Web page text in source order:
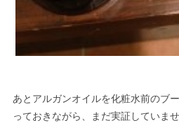
あとアルガンオイルを化粧水前のブ
っておきながら、まだ実証していませ